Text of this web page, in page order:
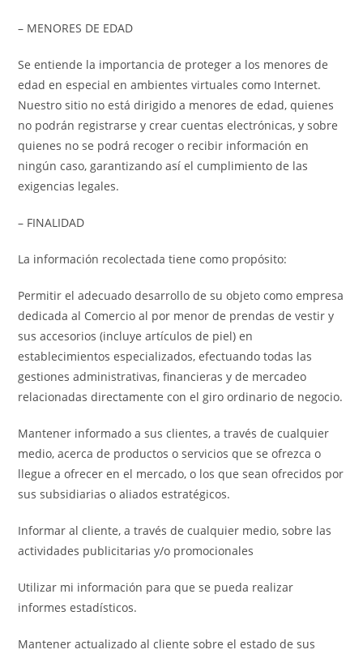
– MENORES DE EDAD
Se entiende la importancia de proteger a los menores de
edad en especial en ambientes virtuales como Internet.
Nuestro sitio no está dirigido a menores de edad, quienes
no podrán registrarse y crear cuentas electrónicas, y sobre
quienes no se podrá recoger o recibir información en
ningún caso, garantizando así el cumplimiento de las
exigencias legales.
– FINALIDAD
La información recolectada tiene como propósito:
Permitir el adecuado desarrollo de su objeto como empresa
dedicada al Comercio al por menor de prendas de vestir y
sus accesorios (incluye artículos de piel) en
establecimientos especializados, efectuando todas las
gestiones administrativas, financieras y de mercadeo
relacionadas directamente con el giro ordinario de negocio.
Mantener informado a sus clientes, a través de cualquier
medio, acerca de productos o servicios que se ofrezca o
llegue a ofrecer en el mercado, o los que sean ofrecidos por
sus subsidiarias o aliados estratégicos.
Informar al cliente, a través de cualquier medio, sobre las
actividades publicitarias y/o promocionales
Utilizar mi información para que se pueda realizar
informes estadísticos.
Mantener actualizado al cliente sobre el estado de sus